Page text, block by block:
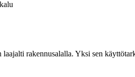
rakennusalalla. Yksi sen